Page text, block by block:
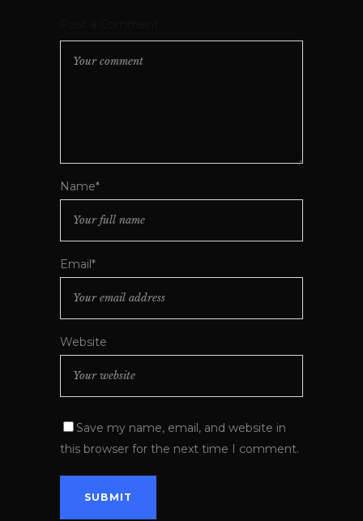
Name*
Email*
Website
Save my name, email, and website in
this browser for the next time I comment.